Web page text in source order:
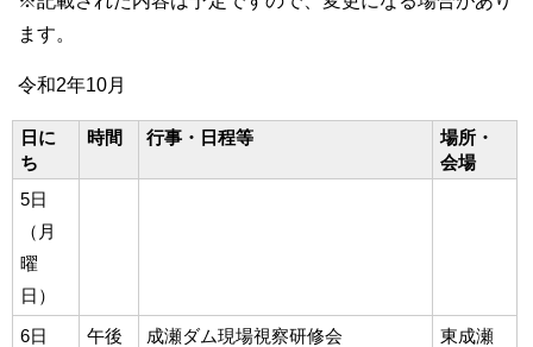
ます。
令和2年10月
日に
ち
時間 行事・日程等
場所・
会場
5日
（月
曜
日）
6日
午後
成瀬ダム現場視察研修会
東成瀬